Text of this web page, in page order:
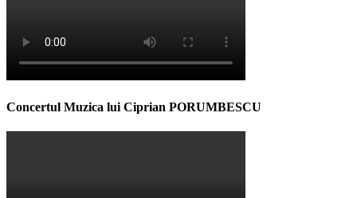
Concertul Muzica lui Ciprian PORUMBESCU